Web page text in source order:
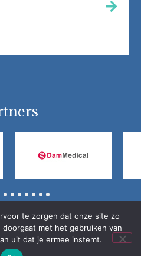
1011 12
voor Mondziekten, Kaak- en
(NVMKA)
te zorgen dat onze site zo
met het gebruiken van
uit dat je ermee instemt.